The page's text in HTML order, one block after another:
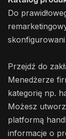
Do
Przejdź do
Menedżerze
kategorię np.
Możesz
platformą
informacje o